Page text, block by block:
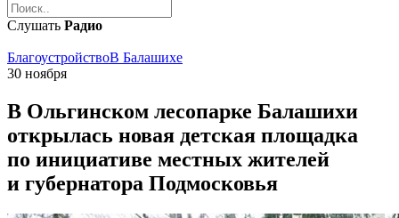
Слушать Радио
БлагоустройствоВ Балашихе
30 ноября
В Ольгинском лесопарке Балашихи
открылась новая детская площадка
по инициативе местных жителей
и губернатора Подмосковья